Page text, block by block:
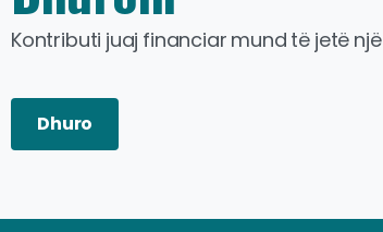
Kontributi juaj financiar mund të jetë një
Dhuro